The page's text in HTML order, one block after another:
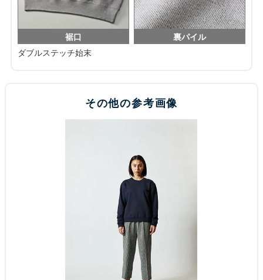
裾口
ダブルステッチ始末
裏パイル
その他の参考画像